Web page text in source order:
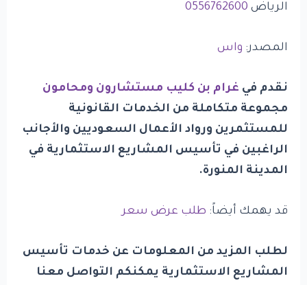
الرياض 0556762600
المصدر: واس
نقدم في غرام بن كليب مستشارون ومحامون
مجموعة متكاملة من الخدمات القانونية
للمستثمرين ورواد الأعمال السعوديين والأجانب
الراغبين في تأسيس المشاريع الاستثمارية في
المدينة المنورة.
قد يهمك أيضاً: طلب عرض سعر
لطلب المزيد من المعلومات عن خدمات تأسيس
المشاريع الاستثمارية يمكنكم التواصل معنا